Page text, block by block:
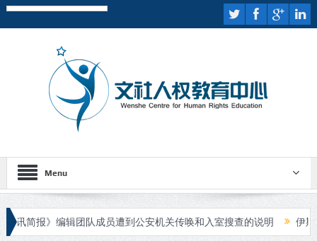
Menu
报》编辑团队成员遭到公安机关传唤和入室搜查的说明 伊斯兰国